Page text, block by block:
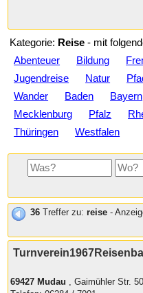
Kategorie: Reise - mit
Abenteuer
Bildung
Jugendreise
Natur
Wander
Baden Bayern
Mecklenburg
Pfalz
Thüringen
Westfalen
36Treffer zu: reise -
69427 Mudau , Gaimühler Str. 50